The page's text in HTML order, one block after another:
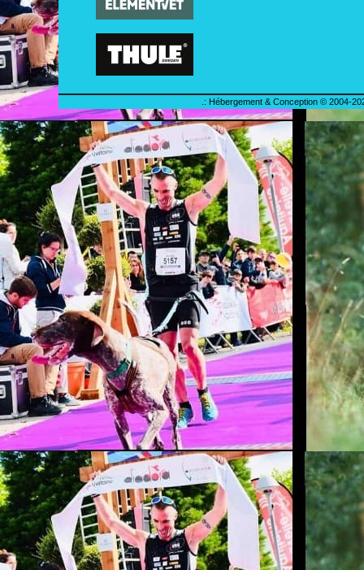
.: Hébergement & Conception © 2004-